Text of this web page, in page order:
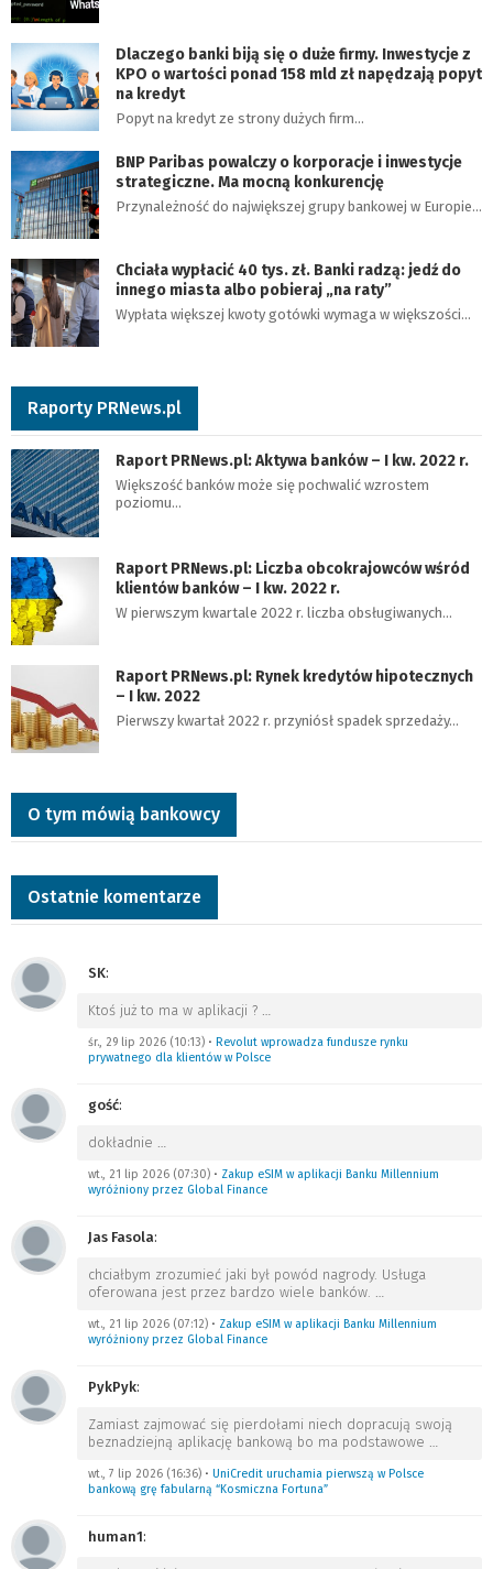
Dlaczego banki biją się o duże firmy. Inwestycje z
KPO o wartości ponad 158 mld zł napędzają popyt
na kredyt
Popyt na kredyt ze strony dużych firm…
BNP Paribas powalczy o korporacje i inwestycje
strategiczne. Ma mocną konkurencję
Przynależność do największej grupy bankowej w Europie…
Chciała wypłacić 40 tys. zł. Banki radzą: jedź do
innego miasta albo pobieraj „na raty”
Wypłata większej kwoty gotówki wymaga w większości…
Raporty PRNews.pl
Raport PRNews.pl: Aktywa banków – I kw. 2022 r.
Większość banków może się pochwalić wzrostem
poziomu…
Raport PRNews.pl: Liczba obcokrajowców wśród
klientów banków – I kw. 2022 r.
W pierwszym kwartale 2022 r. liczba obsługiwanych…
Raport PRNews.pl: Rynek kredytów hipotecznych
– I kw. 2022
Pierwszy kwartał 2022 r. przyniósł spadek sprzedaży…
O tym mówią bankowcy
Ostatnie komentarze
SK:
Ktoś już to ma w aplikacji ? …
śr., 29 lip 2026 (10:13) • Revolut wprowadza fundusze rynku
prywatnego dla klientów w Polsce
gość:
dokładnie …
wt., 21 lip 2026 (07:30) • Zakup eSIM w aplikacji Banku Millennium
wyróżniony przez Global Finance
Jas Fasola:
chciałbym zrozumieć jaki był powód nagrody. Usługa
oferowana jest przez bardzo wiele banków. …
wt., 21 lip 2026 (07:12) • Zakup eSIM w aplikacji Banku Millennium
wyróżniony przez Global Finance
PykPyk:
Zamiast zajmować się pierdołami niech dopracują swoją
beznadziejną aplikację bankową bo ma podstawowe …
wt., 7 lip 2026 (16:36) • UniCredit uruchamia pierwszą w Polsce
bankową grę fabularną “Kosmiczna Fortuna”
human1: